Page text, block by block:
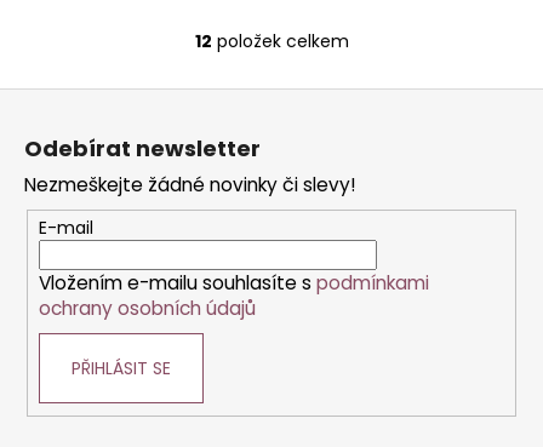
O
v
a
c
í
p
r
ý
12 položek celkem
Z
Odebírat newsletter
Nezmeškejte žádné novinky či slevy!
E-mail
Vložením e-mailu souhlasíte s podmínkami
ochrany osobních údajů
PŘIHLÁSIT SE